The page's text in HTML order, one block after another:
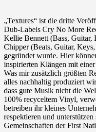
„Textures“ ist die dritte
Dub-Labels Cry No More
Kellie Bennett (Bass,
Chipper (Beats, Guitar,
gegründet wurde. Hier
inspirierten Klängen mit
Was mir zusätzlich größten
alles nachhaltig produziert
dass gute Musik nicht die
100% recyceltem Vinyl,
betreiben ihr kleines
respektieren und
Gemeinschaften der First